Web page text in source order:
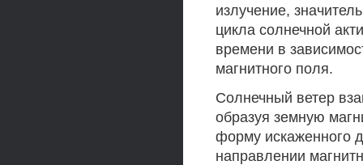
излучение,
цикла солнечной
времени в
магнитного поля.
Солнечный ветер
образуя земную
форму искаженного
направлении